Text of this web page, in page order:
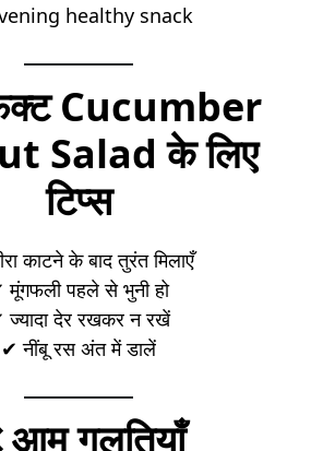
healthy snack
Cucumber
Salad के लिए
टिप्स
काटने के बाद तुरंत मिलाएँ
मूंगफली पहले से भुनी हो
ज्यादा देर रखकर न रखें
✔ नींबू रस अंत में डालें
आम गलतियाँ